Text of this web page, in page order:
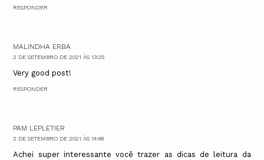
RESPONDER
MALINDHA ERBA
2 DE SETEMBRO DE 2021 ÀS 13:25
Very good post!
RESPONDER
PAM LEPLETIER
2 DE SETEMBRO DE 2021 ÀS 14:48
Achei super interessante você trazer as dicas de leitura da